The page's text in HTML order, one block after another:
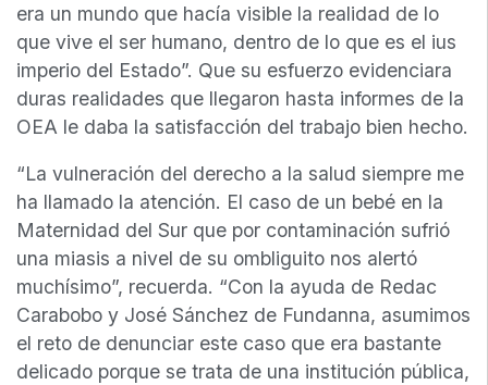
era un mundo que hacía visible la realidad de lo
que vive el ser humano, dentro de lo que es el ius
imperio del Estado”. Que su esfuerzo evidenciara
duras realidades que llegaron hasta informes de la
OEA le daba la satisfacción del trabajo bien hecho.
“La vulneración del derecho a la salud siempre me
ha llamado la atención. El caso de un bebé en la
Maternidad del Sur que por contaminación sufrió
una miasis a nivel de su ombliguito nos alertó
muchísimo”, recuerda. “Con la ayuda de Redac
Carabobo y José Sánchez de Fundanna, asumimos
el reto de denunciar este caso que era bastante
delicado porque se trata de una institución pública,